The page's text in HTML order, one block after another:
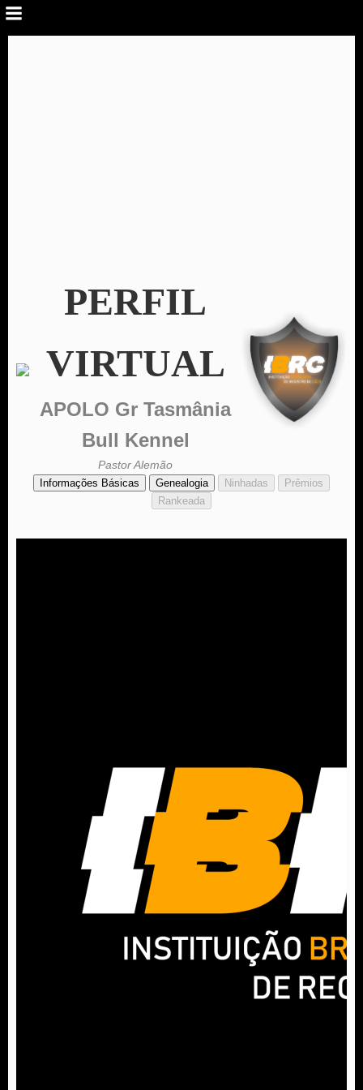
PERFIL
VIRTUAL
APOLO Gr Tasmânia
Bull Kennel
Pastor Alemão
Informações Básicas Genealogia Ninhadas
Prêmios
Rankeada